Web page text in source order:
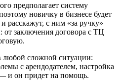
предполагает систему
новичку в бизнесе будет
расскажут, с ним «за ручку»
от заключения договора с ТЦ
сложной ситуации:
с арендодателем, настройка
и он придет на помощь.